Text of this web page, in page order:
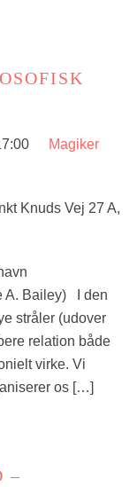
Magiker
Knuds Vej 27 A,
A. Bailey) I den
stråler (udover
relation både
virke. Vi
os […]
–